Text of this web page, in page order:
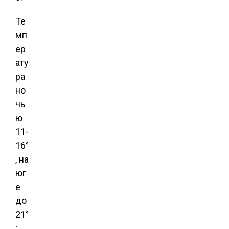
Те
мп
ер
ату
ра
но
чь
ю
11-
16°
, на
юг
е
до
21°